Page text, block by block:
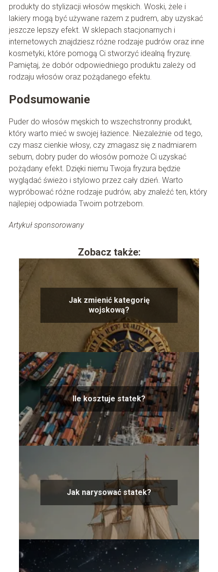
produkty do stylizacji włosów męskich. Woski, żele i
lakiery mogą być używane razem z pudrem, aby uzyskać
jeszcze lepszy efekt. W sklepach stacjonarnych i
internetowych znajdziesz różne rodzaje pudrów oraz inne
kosmetyki, które pomogą Ci stworzyć idealną fryzurę.
Pamiętaj, że dobór odpowiedniego produktu zależy od
rodzaju włosów oraz pożądanego efektu.
Podsumowanie
Puder do włosów męskich to wszechstronny produkt,
który warto mieć w swojej łazience. Niezależnie od tego,
czy masz cienkie włosy, czy zmagasz się z nadmiarem
sebum, dobry puder do włosów pomoże Ci uzyskać
pożądany efekt. Dzięki niemu Twoja fryzura będzie
wyglądać świeżo i stylowo przez cały dzień. Warto
wypróbować różne rodzaje pudrów, aby znaleźć ten, który
najlepiej odpowiada Twoim potrzebom.
Artykuł sponsorowany
Zobacz także:
Jak zmienić kategorię
wojskową?
Ile kosztuje statek?
Jak narysować statek?